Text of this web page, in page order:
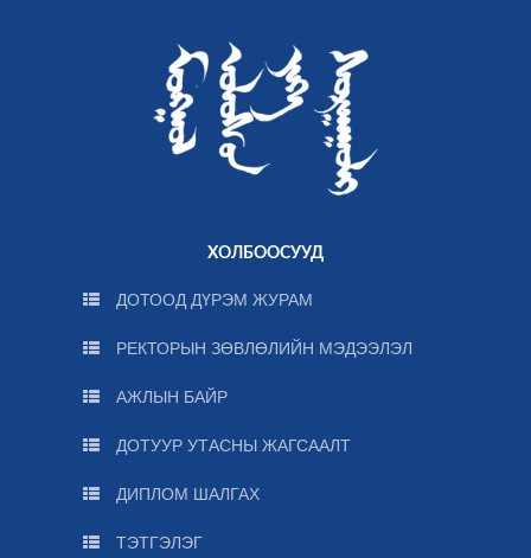
ХОЛБООСУУД
ДОТООД ДҮРЭМ ЖУРАМ
РЕКТОРЫН ЗӨВЛӨЛИЙН МЭДЭЭЛЭЛ
АЖЛЫН БАЙР
ДОТУУР УТАСНЫ ЖАГСААЛТ
ДИПЛОМ ШАЛГАХ
ТЭТГЭЛЭГ